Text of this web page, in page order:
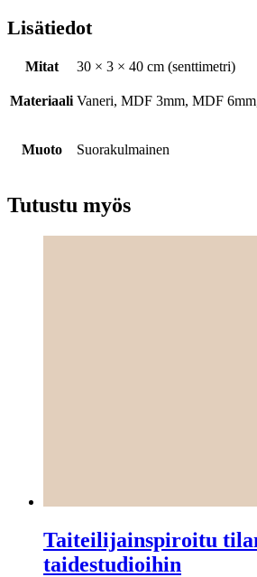
Lisätiedot
Mitat 30 × 3 × 40 cm (senttimetri)
Materiaali Vaneri, MDF 3mm, MDF
Muoto Suorakulmainen
Tutustu myös
Taiteilijainspiroitu
taidestudioihin